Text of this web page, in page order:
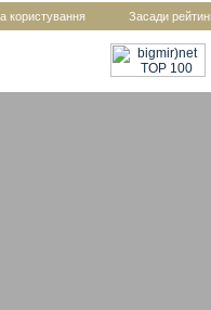
користування Засади